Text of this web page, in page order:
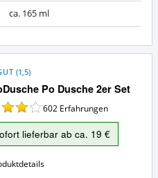
ca. 165 ml
Po Dusche 2er Set
(1,5)
602 Erfahrungen
lieferbar ab ca. 19 €